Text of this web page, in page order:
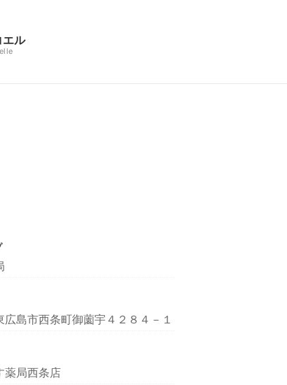
エル
広島市西条町御薗宇４２８４－１
薬局西条店